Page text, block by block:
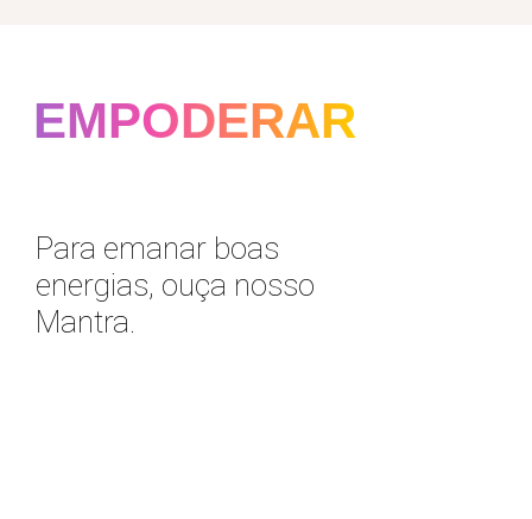
EMPODERAR
Para emanar boas
energias, ouça nosso
Mantra.